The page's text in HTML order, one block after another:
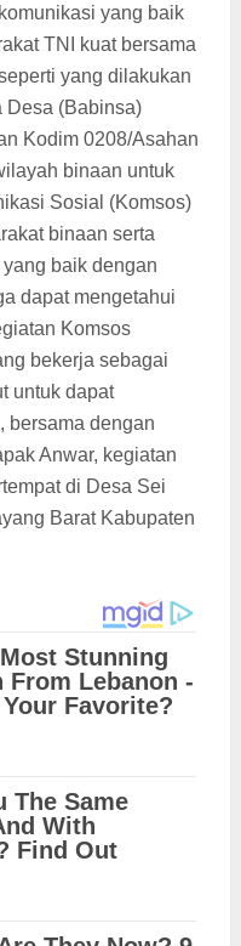
yang baik
TNI kuat bersama
yang dilakukan
Desa (Babinsa)
Kodim 0208/Asahan
binaan untuk
Sosial (Komsos)
binaan serta
baik dengan
dapat mengetahui
Komsos
bekerja sebagai
untuk dapat
bersama dengan
Anwar, kegiatan
di Desa Sei
Barat Kabupaten